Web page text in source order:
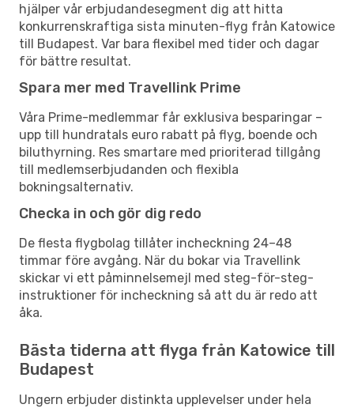
hjälper vår erbjudandesegment dig att hitta
konkurrenskraftiga sista minuten-flyg från Katowice
till Budapest. Var bara flexibel med tider och dagar
för bättre resultat.
Spara mer med Travellink Prime
Våra Prime-medlemmar får exklusiva besparingar –
upp till hundratals euro rabatt på flyg, boende och
biluthyrning. Res smartare med prioriterad tillgång
till medlemserbjudanden och flexibla
bokningsalternativ.
Checka in och gör dig redo
De flesta flygbolag tillåter incheckning 24–48
timmar före avgång. När du bokar via Travellink
skickar vi ett påminnelsemejl med steg-för-steg-
instruktioner för incheckning så att du är redo att
åka.
Bästa tiderna att flyga från Katowice till
Budapest
Ungern erbjuder distinkta upplevelser under hela